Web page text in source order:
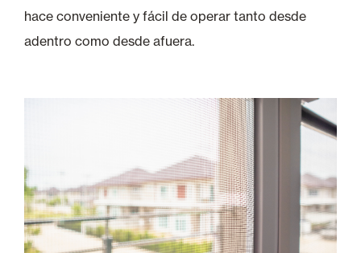
hace conveniente y fácil de operar tanto desde
adentro como desde afuera.